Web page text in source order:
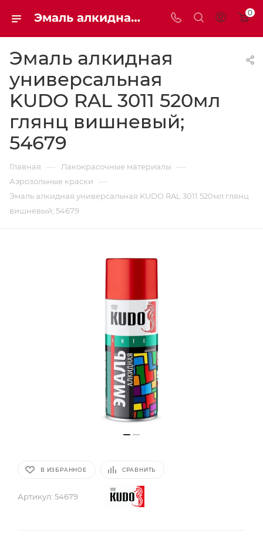
Эмаль алкидная универсальная KUDO RAL 3011 520мл 54679 глянц вишневый | Мaxim-stroy 0
Эмаль алкидная
универсальная
KUDO RAL 3011 520мл
глянц вишневый;
54679
Главная — Лакокрасочные материалы —
Аэрозольные краски —
Эмаль алкидная универсальная KUDO RAL 3011 520мл глянц
вишневый; 54679
В ИЗБРАННОЕ СРАВНИТЬ
Артикул: 54679